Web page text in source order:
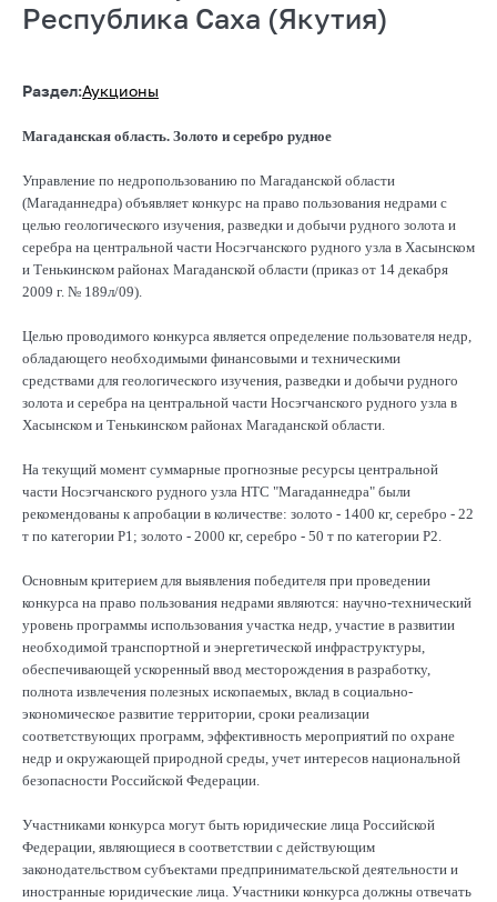
Республика Саха (Якутия)
Раздел:Аукционы
Магаданская область. Золото и серебро рудное
Управление по недропользованию по Магаданской области
(Магаданнедра) объявляет конкурс на право пользования недрами с
целью геологического изучения, разведки и добычи рудного золота и
серебра на центральной части Носэгчанского рудного узла в Хасынском
и Тенькинском районах Магаданской области (приказ от 14 декабря
2009 г. № 189л/09).
Целью проводимого конкурса является определение пользователя недр,
обладающего необходимыми финансовыми и техническими
средствами для геологического изучения, разведки и добычи рудного
золота и серебра на центральной части Носэгчанского рудного узла в
Хасынском и Тенькинском районах Магаданской области.
На текущий момент суммарные прогнозные ресурсы центральной
части Носэгчанского рудного узла НТС "Магаданнедра" были
рекомендованы к апробации в количестве: золото - 1400 кг, серебро - 22
т по категории Р1; золото - 2000 кг, серебро - 50 т по категории Р2.
Основным критерием для выявления победителя при проведении
конкурса на право пользования недрами являются: научно-технический
уровень программы использования участка недр, участие в развитии
необходимой транспортной и энергетической инфраструктуры,
обеспечивающей ускоренный ввод месторождения в разработку,
полнота извлечения полезных ископаемых, вклад в социально-
экономическое развитие территории, сроки реализации
соответствующих программ, эффективность мероприятий по охране
недр и окружающей природной среды, учет интересов национальной
безопасности Российской Федерации.
Участниками конкурса могут быть юридические лица Российской
Федерации, являющиеся в соответствии с действующим
законодательством субъектами предпринимательской деятельности и
иностранные юридические лица. Участники конкурса должны отвечать